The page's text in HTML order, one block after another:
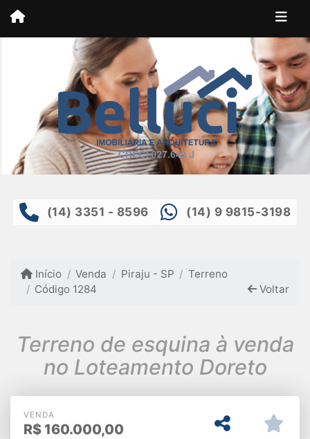
(14) 3351 - 8596 (14) 9 9815-3198
Início Venda Piraju - SP
Terreno
Código 1284
Voltar
Terreno de esquina à venda
no Loteamento Doreto
VENDA
R$ 160.000,00